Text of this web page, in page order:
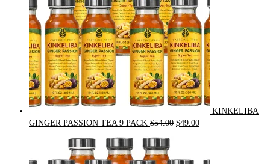
KINKELIBA
GINGER PASSION TEA 9 PACK $54.00 Original
$54.00.
$49.00Current
$49.00.